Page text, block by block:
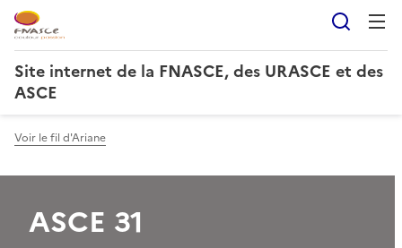
Site internet de la FNASCE, des URASCE et des
ASCE
Voir le fil d'Ariane
ASCE 31